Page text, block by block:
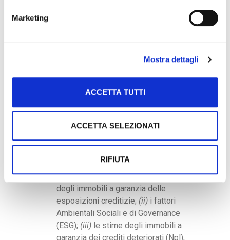
Marketing
Mostra dettagli
ACCETTA TUTTI
ACCETTA SELEZIONATI
RIFIUTA
approach, Income approach e Cost
letteratura estimativa internazionale
nonché nel Codice medesimo;
gli elementi essenziali per la
le metodologie di revisione del
Rapporto di valutazione ad opera di
un valutatore diverso da quello che
specifici temi delle valutazioni
immobiliari riguardanti:(i)le stime
degli immobili a garanzia delle
esposizioni creditizie; (ii) i fattori
Ambientali Sociali e di Governance
(ESG); (iii) le stime degli immobili a
garanzia dei crediti deteriorati (Npl);